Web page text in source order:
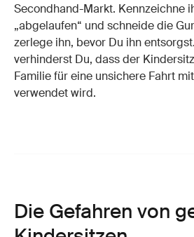
Secondhand-Markt. Kennzeichne
„abgelaufen“ und schneide die
zerlege ihn, bevor Du ihn
verhinderst Du, dass der
Familie für eine unsichere Fahrt
verwendet wird.
Die Gefahren von